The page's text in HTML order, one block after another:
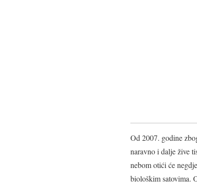
Od 2007. godine
naravno i dalje žive
nebom otići će
biološkim satovima.